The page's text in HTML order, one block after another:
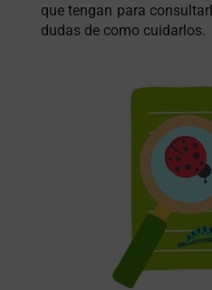
que tengan para
dudas de como cuidarlos.